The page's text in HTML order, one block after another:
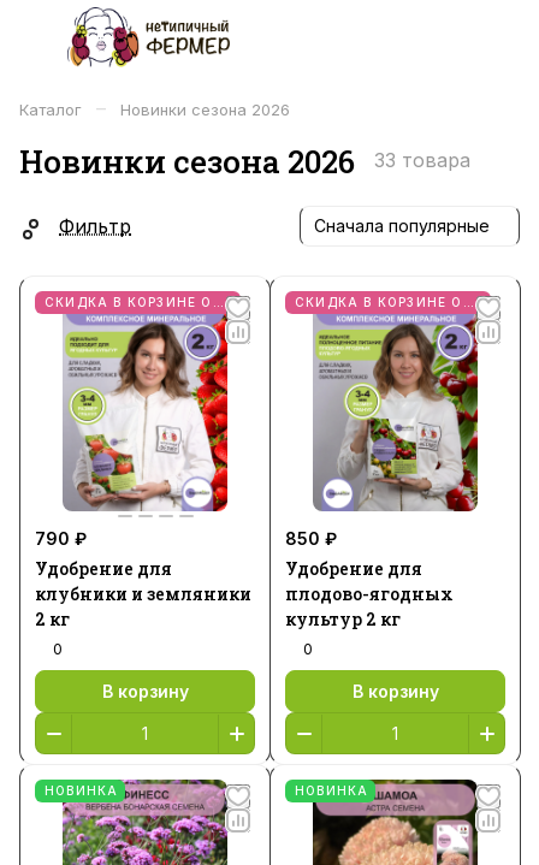
Каталог – Новинки сезона 2026
Новинки сезона 2026 33 товара
Фильтр Сначала популярные
790 ₽
Удобрение для
клубники и земляники
2 кг
0
В корзину
850 ₽
Удобрение для
плодово-ягодных
культур 2 кг
0
В корзину
НОВИНКА НОВИНКА